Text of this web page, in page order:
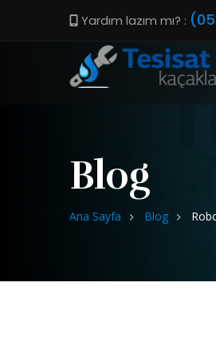
Yardım lazım mı? :
Blog
Ana Sayfa Blog